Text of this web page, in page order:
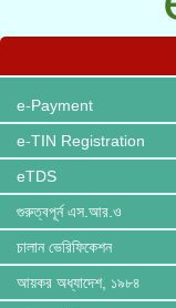
e-Payment
e-TIN Registration
eTDS
গুরুত্বপূর্ন এস.আর.ও
চালান ভেরিফিকেশন
আয়কর অধ্যাদেশ, ১৯৮৪